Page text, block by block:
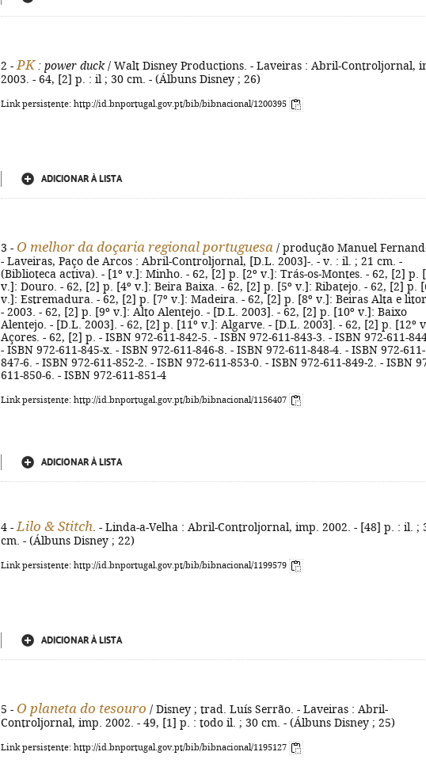
2 - PK : power duck/ Walt Disney Productions. - Laveiras : Abril-Controljornal,
2003. - 64, [2] p. : il ; 30 cm. - (Álbuns Disney ; 26)
Link persistente: http://id.bnportugal.gov.pt/bib/bibnacional/1200395
ADICIONAR À LISTA
3 - O melhor da doçaria regional portuguesa / produção Manuel
- Laveiras, Paço de Arcos : Abril-Controljornal, [D.L. 2003]-. - v. : il. ; 21 cm. -
(Biblioteca activa). - [1º v.]: Minho. - 62, [2] p. [2º v.]: Trás-os-Montes. - 62, [2] p.
v.]: Douro. - 62, [2] p. [4º v.]: Beira Baixa. - 62, [2] p. [5º v.]: Ribatejo. - 62, [2] p.
v.]: Estremadura. - 62, [2] p. [7º v.]: Madeira. - 62, [2] p. [8º v.]: Beiras Alta e
- 2003. - 62, [2] p. [9º v.]: Alto Alentejo. - [D.L. 2003]. - 62, [2] p. [10º v.]: Baixo
Alentejo. - [D.L. 2003]. - 62, [2] p. [11º v.]: Algarve. - [D.L. 2003]. - 62, [2] p. [12º
Açores. - 62, [2] p. - ISBN 972-611-842-5. - ISBN 972-611-843-3. - ISBN 972-611-
- ISBN 972-611-845-x. - ISBN 972-611-846-8. - ISBN 972-611-848-4. - ISBN 972-611-
847-6. - ISBN 972-611-852-2. - ISBN 972-611-853-0. - ISBN 972-611-849-2. - ISBN
611-850-6. - ISBN 972-611-851-4
Link persistente: http://id.bnportugal.gov.pt/bib/bibnacional/1156407
ADICIONAR À LISTA
4 - Lilo & Stitch . - Linda-a-Velha : Abril-Controljornal, imp. 2002. - [48] p. : il. ;
cm. - (Álbuns Disney ; 22)
Link persistente: http://id.bnportugal.gov.pt/bib/bibnacional/1199579
ADICIONAR À LISTA
5 - O planeta do tesouro / Disney ; trad. Luís Serrão. - Laveiras : Abril-
Controljornal, imp. 2002. - 49, [1] p. : todo il. ; 30 cm. - (Álbuns Disney ; 25)
Link persistente: http://id.bnportugal.gov.pt/bib/bibnacional/1195127